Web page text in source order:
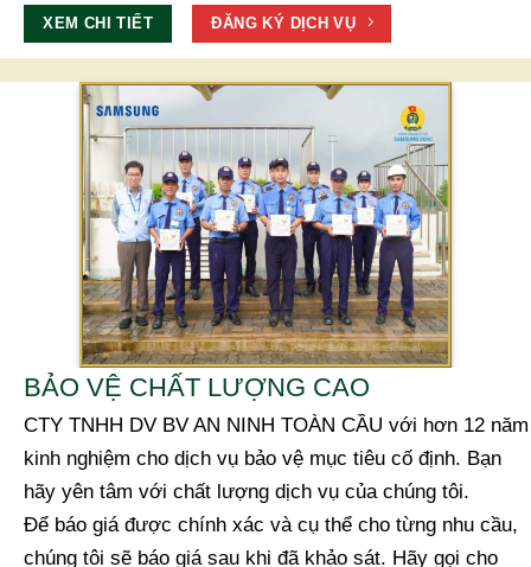
XEM CHI TIẾT ĐĂNG KÝ DỊCH VỤ
BẢO VỆ CHẤT LƯỢNG CAO
CTY TNHH DV BV AN NINH TOÀN CẦU với hơn 12 năm
kinh nghiệm cho dịch vụ bảo vệ mục tiêu cố định. Bạn
hãy yên tâm với chất lượng dịch vụ của chúng tôi.
Để báo giá được chính xác và cụ thể cho từng nhu cầu,
chúng tôi sẽ báo giá sau khi đã khảo sát. Hãy gọi cho